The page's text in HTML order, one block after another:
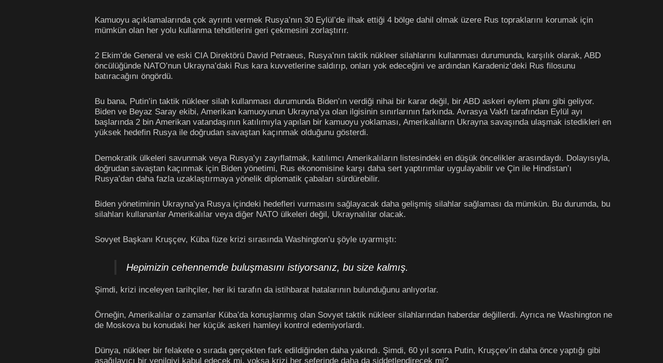
Kamuoyu açıklamalarında çok ayrıntı vermek Rusya’nın 30 Eylül’de ilhak ettiği 4 bölge dahil olmak üzere Rus topraklarını korumak için
mümkün olan her yolu kullanma tehditlerini geri çekmesini zorlaştırır.
2 Ekim’de General ve eski CIA Direktörü David Petraeus, Rusya’nın taktik nükleer silahlarını kullanması durumunda, karşılık olarak, ABD
öncülüğünde NATO’nun Ukrayna’daki Rus kara kuvvetlerine saldırıp, onları yok edeceğini ve ardından Karadeniz’deki Rus filosunu
batıracağını öngördü.
Bu bana, Putin’in taktik nükleer silah kullanması durumunda Biden’ın verdiği nihai bir karar değil, bir ABD askeri eylem planı gibi geliyor.
Biden ve Beyaz Saray ekibi, Amerikan kamuoyunun Ukrayna’ya olan ilgisinin sınırlarının farkında. Avrasya Vakfı tarafından Eylül ayı
başlarında 2 bin Amerikan vatandaşının katılımıyla yapılan bir kamuoyu yoklaması, Amerikalıların Ukrayna savaşında ulaşmak istedikleri en
yüksek hedefin Rusya ile doğrudan savaştan kaçınmak olduğunu gösterdi.
Demokratik ülkeleri savunmak veya Rusya’yı zayıflatmak, katılımcı Amerikalıların listesindeki en düşük öncelikler arasındaydı. Dolayısıyla,
doğrudan savaştan kaçınmak için Biden yönetimi, Rus ekonomisine karşı daha sert yaptırımlar uygulayabilir ve Çin ile Hindistan’ı
Rusya’dan daha fazla uzaklaştırmaya yönelik diplomatik çabaları sürdürebilir.
Biden yönetiminin Ukrayna’ya Rusya içindeki hedefleri vurmasını sağlayacak daha gelişmiş silahlar sağlaması da mümkün. Bu durumda, bu
silahları kullananlar Amerikalılar veya diğer NATO ülkeleri değil, Ukraynalılar olacak.
Sovyet Başkanı Kruşçev, Küba füze krizi sırasında Washington’u şöyle uyarmıştı:
Hepimizin cehennemde buluşmasını istiyorsanız, bu size kalmış.
Şimdi, krizi inceleyen tarihçiler, her iki tarafın da istihbarat hatalarının bulunduğunu anlıyorlar.
Örneğin, Amerikalılar o zamanlar Küba’da konuşlanmış olan Sovyet taktik nükleer silahlarından haberdar değillerdi. Ayrıca ne Washington ne
de Moskova bu konudaki her küçük askeri hamleyi kontrol edemiyorlardı.
Dünya, nükleer bir felakete o sırada gerçekten fark edildiğinden daha yakındı. Şimdi, 60 yıl sonra Putin, Kruşçev’in daha önce yaptığı gibi
aşağılayıcı bir yenilgiyi kabul edecek mi, yoksa krizi her seferinde daha da şiddetlendirecek mi?